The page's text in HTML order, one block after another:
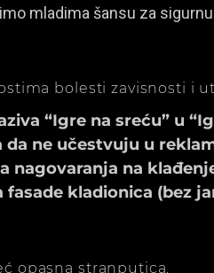
mladima šansu za
bolesti zavisnosti i
“Igre na sreću” u
ne učestvuju u
nagovaranja na
kladionica (bez
opasna stranputica.